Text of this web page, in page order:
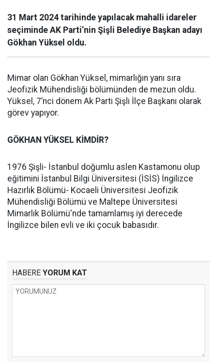
31 Mart 2024 tarihinde yapılacak mahalli idareler
seçiminde AK Parti’nin Şişli Belediye Başkan adayı
Gökhan Yüksel oldu.
Mimar olan Gökhan Yüksel, mimarlığın yanı sıra
Jeofizik Mühendisliği bölümünden de mezun oldu.
Yüksel, 7’nci dönem Ak Parti Şişli İlçe Başkanı olarak
görev yapıyor.
GÖKHAN YÜKSEL KİMDİR?
1976 Şişli- İstanbul doğumlu aslen Kastamonu olup
eğitimini İstanbul Bilgi Üniversitesi (İSİS) İngilizce
Hazırlık Bölümü- Kocaeli Üniversitesi Jeofizik
Mühendisliği Bölümü ve Maltepe Üniversitesi
Mimarlık Bölümü'nde tamamlamış iyi derecede
İngilizce bilen evli ve iki çocuk babasıdır.
HABERE YORUM KAT